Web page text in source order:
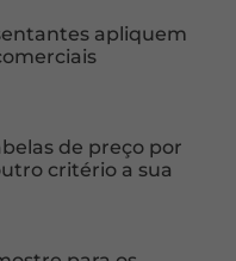
apliquem
de preço por
critério a sua